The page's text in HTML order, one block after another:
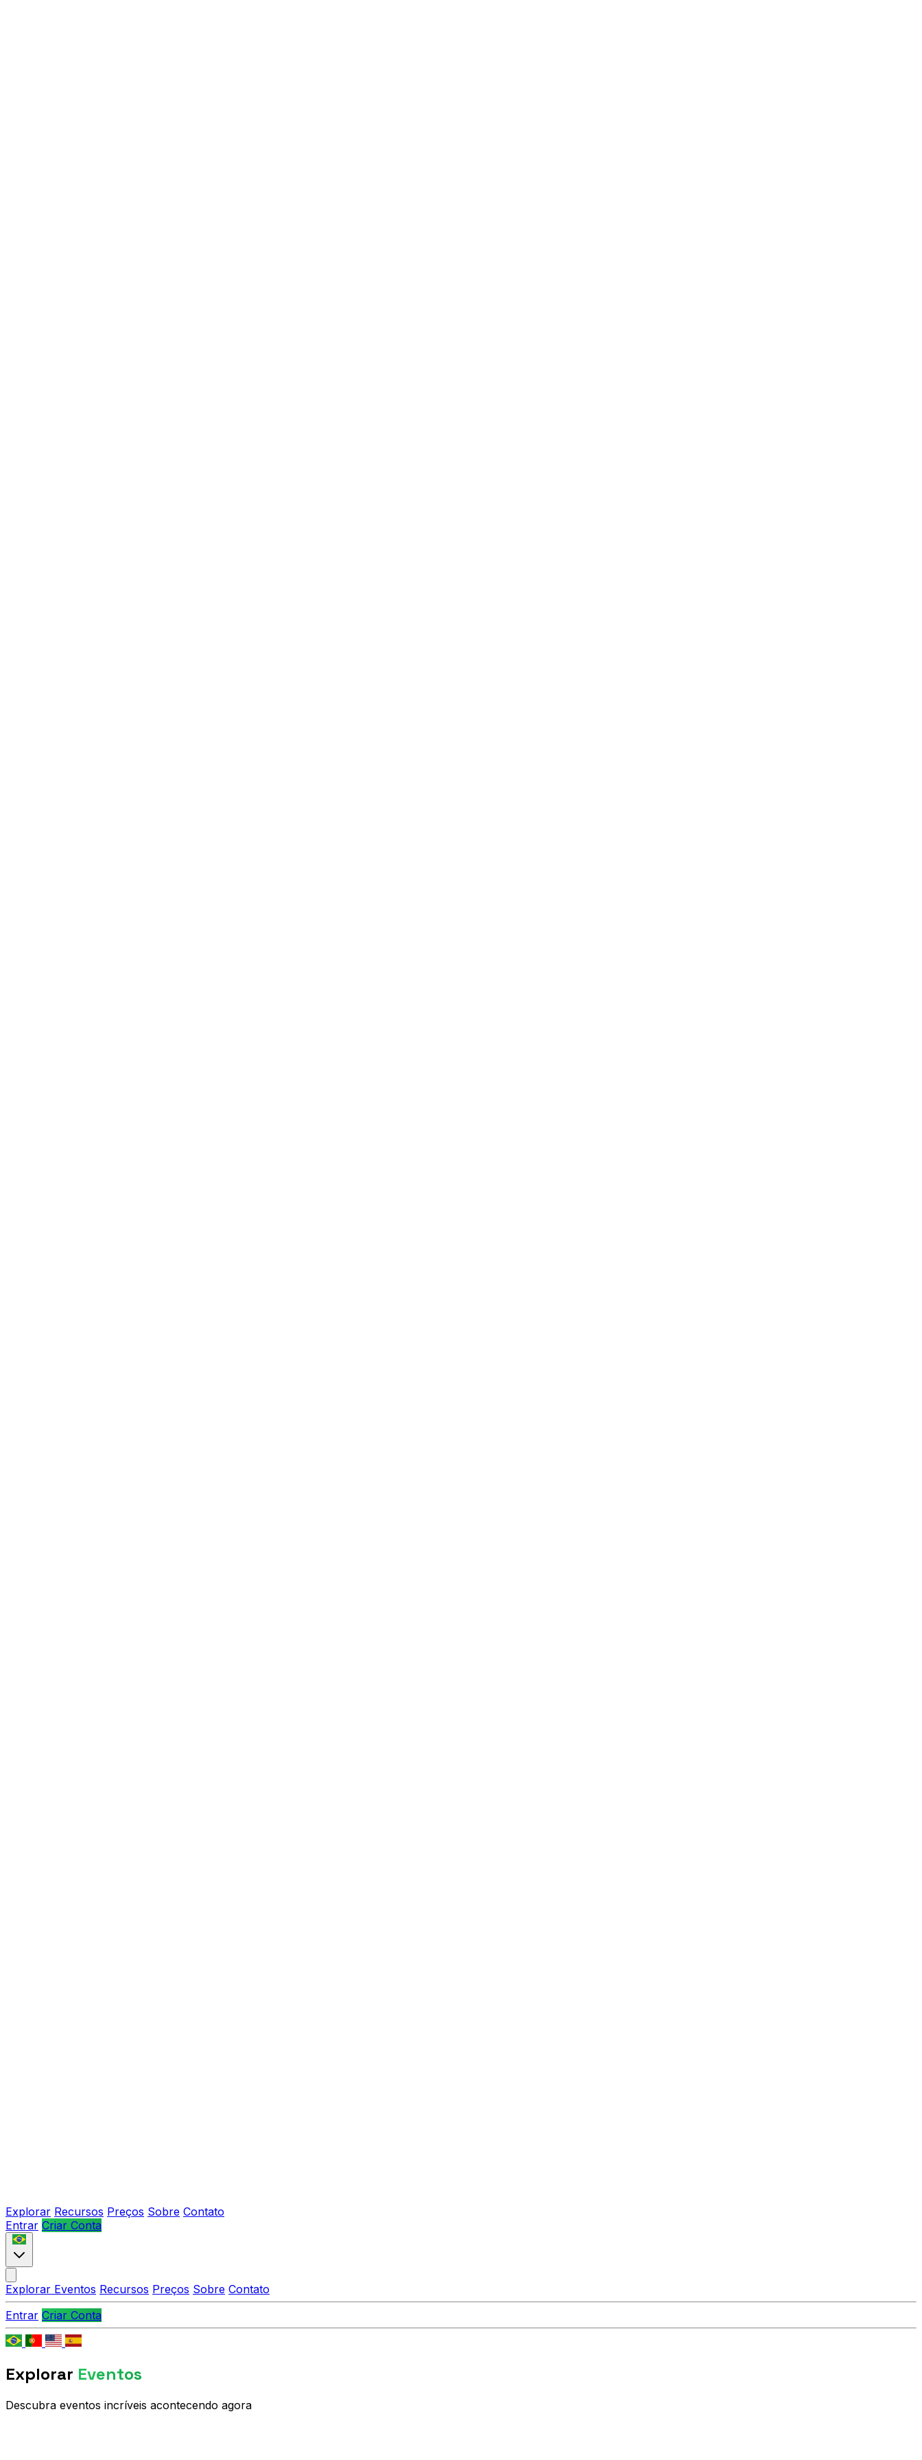
Explorar Recursos Preços Sobre Contato
Entrar Criar Conta
Explorar Eventos Recursos Preços Sobre Contato
Entrar Criar Conta
Explorar Eventos
Descubra eventos incríveis acontecendo agora